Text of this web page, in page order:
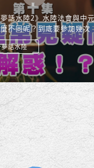
夢話水陸2》水陸法會與中元
不同呢？到底要參加幾次
？參加水陸法會還需要祭
些大家常常關心的疑問，這
為大家解答~ 行走的維基百
，與青年世代孟柔，以兩
，帶您穿越時空，揭開水
秘面紗！
話水陸